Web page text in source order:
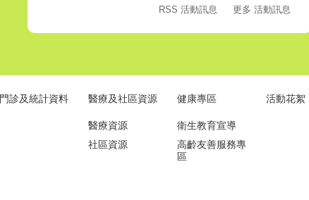
RSS 活動訊息
更多 活動訊息
門診及統計資料 醫療及社區資源
醫療資源
社區資源
健康專區
衛生教育宣導
高齡友善服務專
區
活動花絮